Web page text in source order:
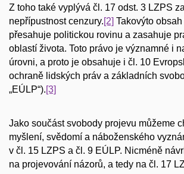
Z toho také vyplývá čl. 17 odst. 3 LZPS
nepřípustnost cenzury.[2] Takovýto
přesahuje politickou rovinu a zasahuje
oblastí života. Toto právo je významné i
úrovni, a proto je obsahuje i čl. 10
ochraně lidských práv a základních
„EÚLP“).[3]
Jako součást svobody projevu můžeme
myšlení, svědomí a náboženského
v čl. 15 LZPS a čl. 9 EÚLP. Nicméně
na projevování názorů, a tedy na čl. 17